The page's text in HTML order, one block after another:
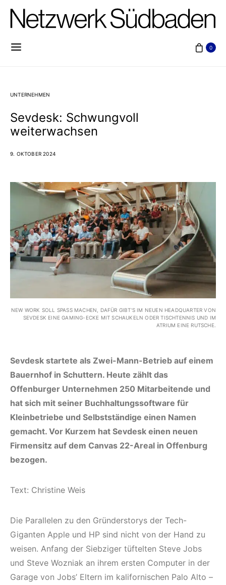
0
UNTERNEHMEN
Sevdesk: Schwungvoll
weiterwachsen
9. OKTOBER 2024
NEW WORK SOLL SPASS MACHEN, DAFÜR GIBT’S IM NEUEN HEADQUARTER VON S
EVDESK EINE GAMING-ECKE MIT SCHAUKELN ODER TISCHTENNIS UND IM A
TRIUM EINE RUTSCHE.
Sevdesk startete als Zwei-Mann-Betrieb auf einem
Bauernhof in Schuttern. Heute zählt das
Offenburger Unternehmen 250 Mitarbeitende und
hat sich mit seiner Buchhaltungssoftware für
Kleinbetriebe und Selbstständige einen Namen
gemacht. Vor Kurzem hat Sevdesk einen neuen
Firmensitz auf dem Canvas 22-Areal in Offenburg
bezogen.
Text: Christine Weis
Die Parallelen zu den Gründerstorys der Tech-
Giganten Apple und HP sind nicht von der Hand zu
weisen. Anfang der Siebziger tüftelten Steve Jobs
und Steve Wozniak an ihrem ersten Computer in der
Garage von Jobs’ Eltern im kalifornischen Palo Alto –